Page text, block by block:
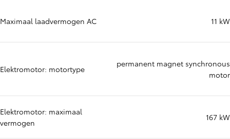
Maximaal laadvermogen AC 11 kW
Elektromotor: motortype
permanent magnet synchronous
motor
Elektromotor: maximaal
vermogen
167 kW